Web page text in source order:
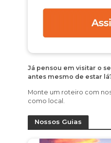
Já pensou em visitar o
antes mesmo de estar
Monte um roteiro com
como local.
Nossos Guias